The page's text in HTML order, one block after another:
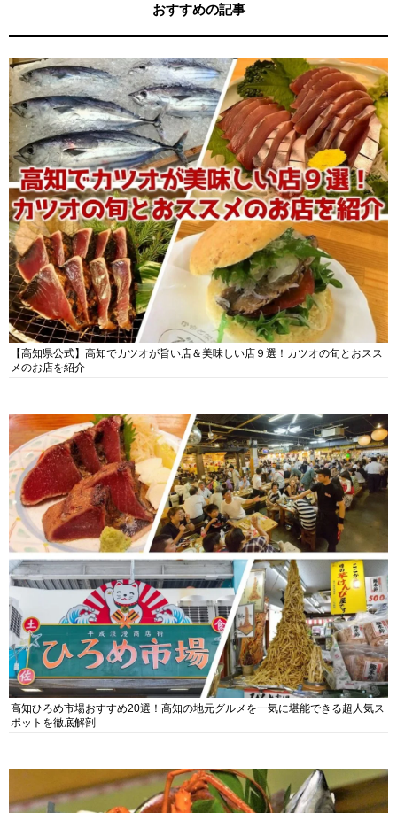
おすすめの記事
【高知県公式】高知でカツオが旨い店＆美味しい店９選！カツオの旬とおスス
メのお店を紹介
高知ひろめ市場おすすめ20選！高知の地元グルメを一気に堪能できる超人気ス
ポットを徹底解剖